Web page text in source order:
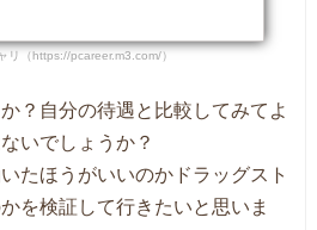
リ（https://pcareer.m3.com/）
？自分の待遇と比較してみてよ
いでしょうか？
たほうがいいのかドラッグスト
を検証して行きたいと思いま